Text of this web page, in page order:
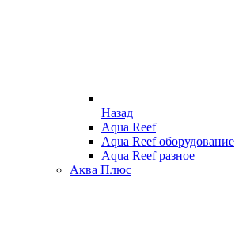
Назад
Aqua Reef
Aqua Reef оборудование
Aqua Reef разное
Аква Плюс